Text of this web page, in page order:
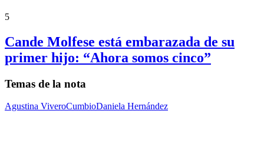
5
Cande Molfese está embarazada de su
primer hijo: “Ahora somos cinco”
Temas de la nota
Agustina ViveroCumbioDaniela Hernández